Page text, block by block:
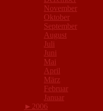
November
Oktober
September
August
Juli
Juni
Mai
April
März
Februar
Januar
► 2006